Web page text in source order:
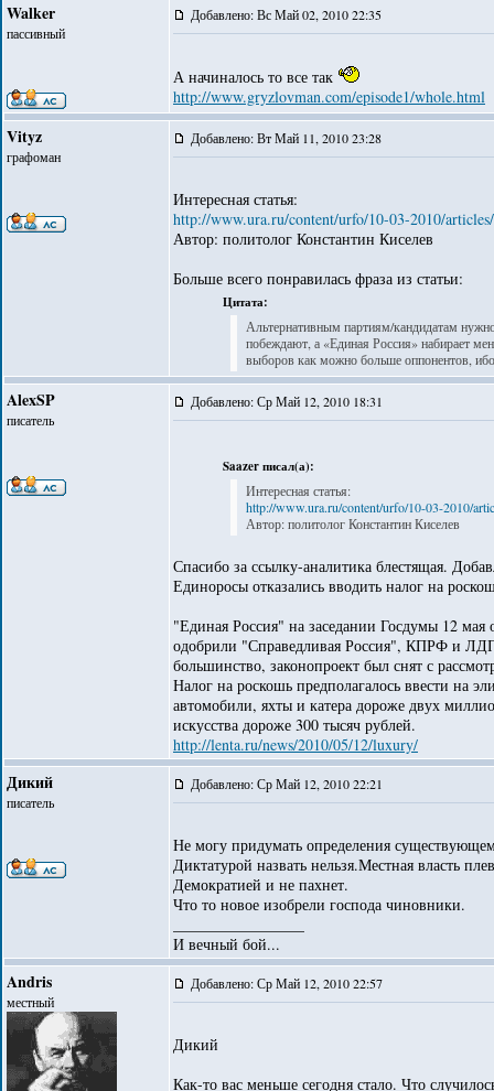
Walker
пассивный
Добавлено: Вс Май 02, 2010 22:35
А начиналось то все так
http://www.gryzlovman.com/episode1/whole.html
Vityz
графоман
Добавлено: Вт Май 11, 2010 23:28
Интересная статья:
http://www.ura.ru/content/urfo/10-03-2010/
Автор: политолог Константин Киселев
Больше всего понравилась фраза из статьи:
Цитата:
Альтернативным партиям/кандидатам
побеждают, а «Единая Россия» набирает
выборов как можно больше оппонентов,
AlexSP
писатель
Добавлено: Ср Май 12, 2010 18:31
Saazer писал(а):
Интересная статья:
http://www.ura.ru/content/urfo/10-03-2010/
Автор: политолог Константин Киселев
Спасибо за ссылку-аналитика блестящая.
Единоросы отказались вводить налог на
"Единая Россия" на заседании Госдумы 12 мая
одобрили "Справедливая Россия", КПРФ и
большинство, законопроект был снят с
Налог на роскошь предполагалось ввести на
автомобили, яхты и катера дороже двух
искусства дороже 300 тысяч рублей.
http://lenta.ru/news/2010/05/12/luxury/
Дикий
писатель
Добавлено: Ср Май 12, 2010 22:21
Не могу придумать определения
Диктатурой назвать нельзя.Местная власть
Демократией и не пахнет.
Что то новое изобрели господа чиновники.
И вечный бой...
Andris
местный
Добавлено: Ср Май 12, 2010 22:57
Дикий
Как-то вас меньше сегодня стало. Что